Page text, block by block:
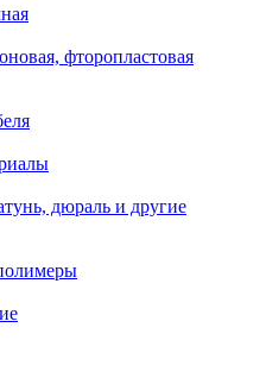
фторопластовая
дюраль и другие